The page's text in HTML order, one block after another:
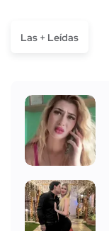
Las + Leídas